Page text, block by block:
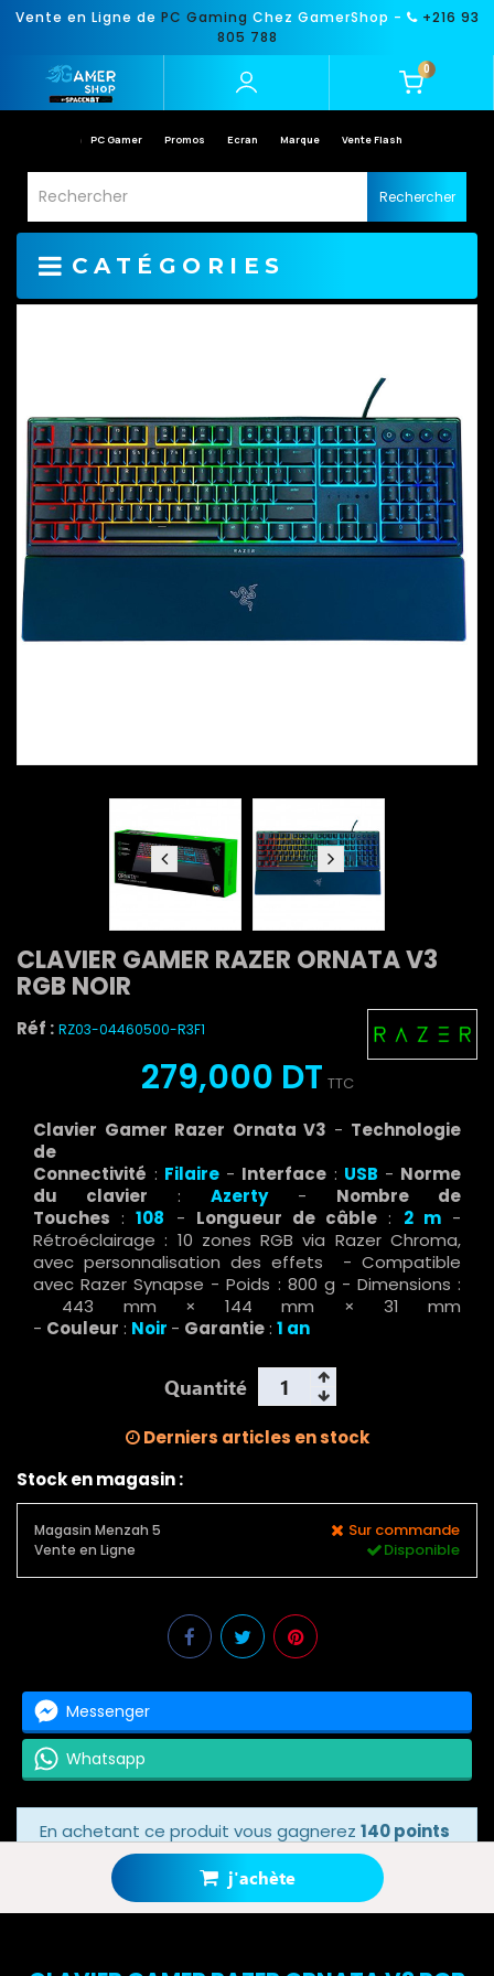
Vente en Ligne de PC Gaming Chez GamerShop -
+216 93
805 788
0
PC Gamer Promos Ecran Marque Vente Flash
Rechercher
CATÉGORIES
CLAVIER GAMER RAZER ORNATA V3
RGB NOIR
Réf : RZ03-04460500-R3F1
279,000 DT TTC
Clavier Gamer Razer Ornata V3 - Technologie
de
Connectivité : Filaire - Interface : USB - Norme
du clavier : Azerty- Nombre de
Touches :108 - Longueur de câble : 2 m -
Rétroéclairage : 10 zones RGB via Razer Chroma,
avec personnalisation des effets - Compatible
avec Razer Synapse - Poids : 800 g - Dimensions :
443 mm × 144 mm × 31 mm
- Couleur : Noir - Garantie: 1 an
Quantité
j'achète
Derniers articles en stock
Stock en magasin :
Magasin Menzah 5 Sur commande
Vente en Ligne Disponible
Messenger
Whatsapp
En achetant ce produit vous gagnerez 140 points
grâce à notre programme de fidélité.
Votre panier totalisera140 points bonus.